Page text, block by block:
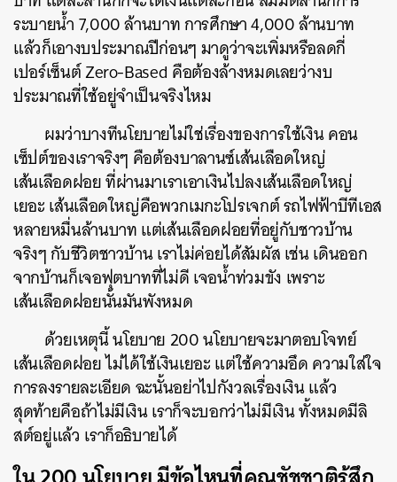
ระบายน้ำ7,000ล้านบาทการศึกษา4,000ล้านบาท
แล้วก็เอางบประมาณปีก่อนๆมาดูว่าจะเพิ่มหรือลดกี่
เปอร์เซ็นต์Zero-Based คือต้องล้างหมดเลยว่างบ
ประมาณที่ใช้อยู่จำเป็นจริงไหม
ผมว่าบางทีนโยบายไม่ใช่เรื่องของการใช้เงินคอน
เซ็ปต์ของเราจริงๆ คือต้องบาลานซ์เส้นเลือดใหญ่
เส้นเลือดฝอยที่ผ่านมาเราเอาเงินไปลงเส้นเลือดใหญ่
เยอะเส้นเลือดใหญ่คือพวกเมกะโปรเจกต์รถไฟฟ้าบีทีเอส
หลายหมื่นล้านบาทแต่เส้นเลือดฝอยที่อยู่กับชาวบ้าน
จริงๆกับชีวิตชาวบ้านเราไม่ค่อยได้สัมผัสเช่นเดินออก
จากบ้านก็เจอฟุตบาทที่ไม่ดีเจอน้ำท่วมขัง เพราะ
เส้นเลือดฝอยนั้นมันพังหมด
ด้วยเหตุนี้นโยบาย 200นโยบายจะมาตอบโจทย์
เส้นเลือดฝอยไม่ได้ใช้เงินเยอะแต่ใช้ความอึดความใส่ใจ
การลงรายละเอียดฉะนั้นอย่าไปกังวลเรื่องเงินแล้ว
สุดท้ายคือถ้าไม่มีเงินเราก็จะบอกว่าไม่มีเงินทั้งหมดมีลิ
สต์อยู่แล้ว เราก็อธิบายได้
SHARE TWEET LINE EMAIL